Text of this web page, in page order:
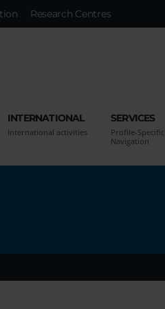
Research Centres
INTERNATIONAL
International activities
SERVICES
Profile-Specific
Navigation